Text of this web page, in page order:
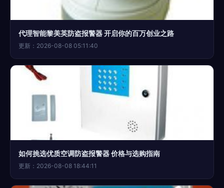
代理智能黎美英防盗报警器 开启你的百万创业之路
更新：2026-08-08 05:11:40
如何挑选优质空调防盗报警器 价格与选购指南
更新：2026-08-08 18:44:11